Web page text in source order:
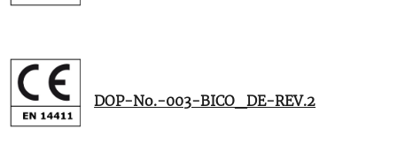
DOP-No.-003-BICO_DE-REV.2